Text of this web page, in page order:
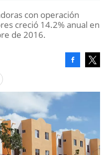
con operación
creció 14.2% anual en
de 2016.